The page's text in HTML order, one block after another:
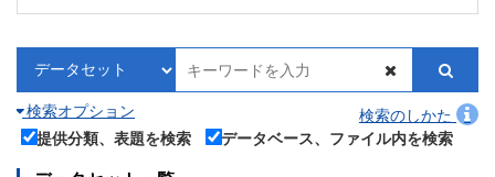
検索オプション
検索のしかた
提供分類、表題を検索
データベース、ファイル内を検索